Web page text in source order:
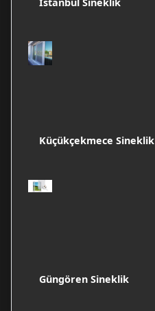
Küçükçekmece Sineklik
Güngören Sineklik